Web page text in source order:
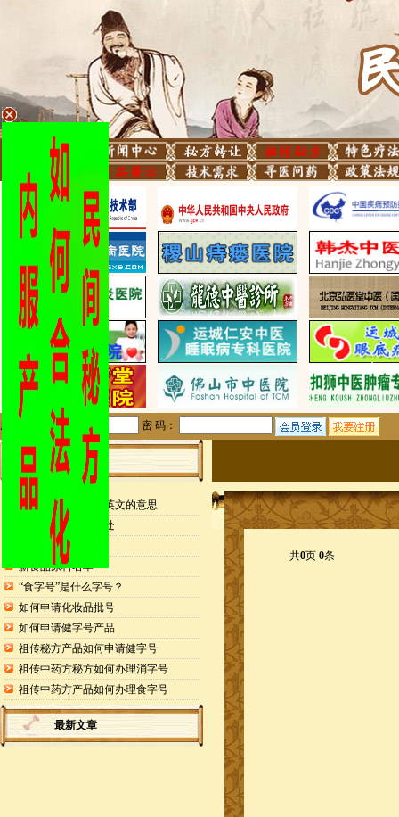
用户名： 密 码：
站内公告
检测报告封面缩写英文的意思
申请专利的25个好处
药食同源目录
新食品原料名单
“食字号”是什么字号？
如何申请化妆品批号
如何申请健字号产品
祖传秘方产品如何申请健字号
祖传中药方秘方如何办理消字号
祖传中药方产品如何办理食字号
最新文章
共0页 0条